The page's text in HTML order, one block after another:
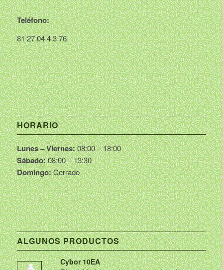
Teléfono:
81 27 04 4 3 76
HORARIO
Lunes – Viernes:08:00 – 18:00
Sábado:08:00 – 13:30
Domingo:Cerrado
ALGUNOS PRODUCTOS
Cybor 10EA